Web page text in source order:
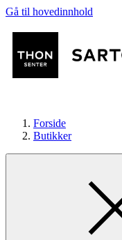
Gå til hovedinnhold
Mat og drikke
Forside
Butikker